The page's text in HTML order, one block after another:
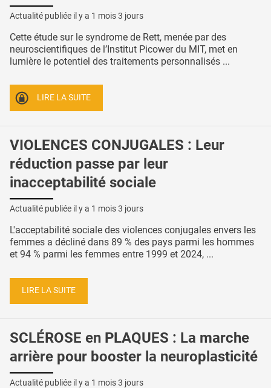
Actualité publiée il y a 1 mois 3 jours
Cette étude sur le syndrome de Rett, menée par des
neuroscientifiques de l’Institut Picower du MIT, met en
lumière le potentiel des traitements personnalisés ...
LIRE LA SUITE
VIOLENCES CONJUGALES : Leur
réduction passe par leur
inacceptabilité sociale
Actualité publiée il y a 1 mois 3 jours
L'acceptabilité sociale des violences conjugales envers les
femmes a décliné dans 89 % des pays parmi les hommes
et 94 % parmi les femmes entre 1999 et 2024, ...
LIRE LA SUITE
SCLÉROSE en PLAQUES : La marche
arrière pour booster la neuroplasticité
Actualité publiée il y a 1 mois 3 jours